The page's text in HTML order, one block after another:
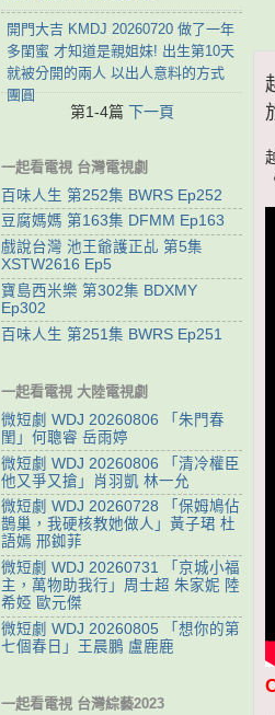
開門大吉 KMDJ 20260720 做了一年
多閨蜜 才知道是親姐妹! 出生第10天
就被分開的兩人 以出人意料的方式
團圓
第1-4篇 下一頁
一起看電視 台灣電視劇
百味人生 第252集 BWRS Ep252
豆腐媽媽 第163集 DFMM Ep163
戲說台灣 池王爺護正乩 第5集
XSTW2616 Ep5
寶島西米樂 第302集 BDXMY
Ep302
百味人生 第251集 BWRS Ep251
一起看電視 大陸電視劇
微短劇 WDJ 20260806 「朱門春
閨」何聰睿 岳雨婷
微短劇 WDJ 20260806 「清冷權臣
他又爭又搶」肖羽凱 林一允
微短劇 WDJ 20260728 「保姆鳩佔
鵲巢，我硬核教她做人」黃子珺 杜
語嫣 邢銣菲
微短劇 WDJ 20260731 「京城小福
主，萬物助我行」周士超 朱家妮 陸
希婭 歐元傑
微短劇 WDJ 20260805 「想你的第
七個春日」王晨鵬 盧鹿鹿
一起看電視 台灣綜藝2023